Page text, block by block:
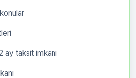
ay taksit imkanı